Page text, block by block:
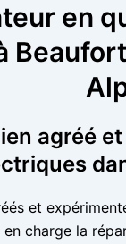
en
agréé
et
charge la